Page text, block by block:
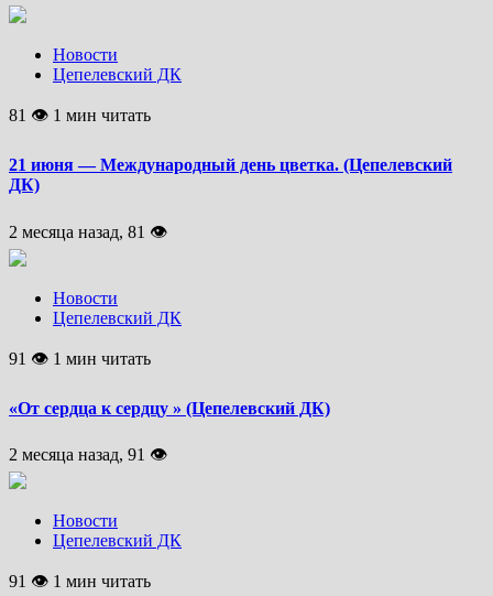
Новости
Цепелевский ДК
81 👁 1 мин читать
21 июня — Международный день цветка. (Цепелевский
ДК)
2 месяца назад, 81 👁
Новости
Цепелевский ДК
91 👁 1 мин читать
«От сердца к сердцу » (Цепелевский ДК)
2 месяца назад, 91 👁
Новости
Цепелевский ДК
91 👁 1 мин читать